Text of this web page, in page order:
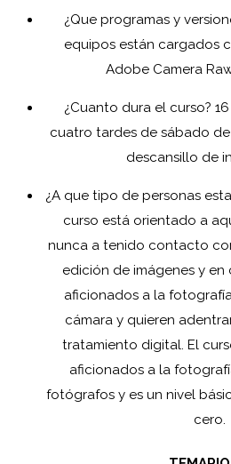
¿Que programas y
equipos están cargados
Adobe Camera
¿Cuanto dura el curso?
cuatro tardes de sábado
descansillo de
¿A que tipo de personas
curso está orientado a
nunca a tenido contacto
edición de imágenes y
aficionados a la
cámara y quieren
tratamiento digital. El
aficionados a la
fotógrafos y es un nivel
cero.